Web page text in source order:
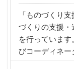
「ものづくり
づくりの支援
を行っていま
びコーディネー